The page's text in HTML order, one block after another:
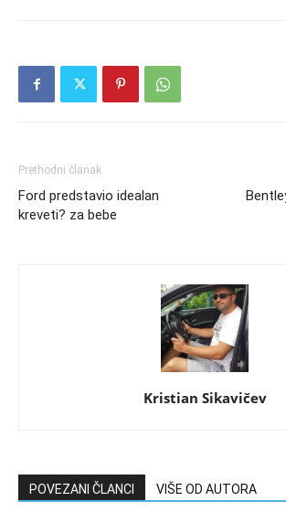
Prethodni članak
Ford predstavio idealan
kreveti? za bebe
Kristian Sikavičev
POVEZANI ČLANCI VIŠE OD AUTORA